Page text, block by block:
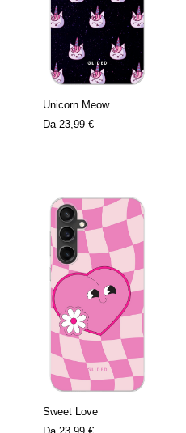
Unicorn Meow
Da 23,99 €
Sweet Love